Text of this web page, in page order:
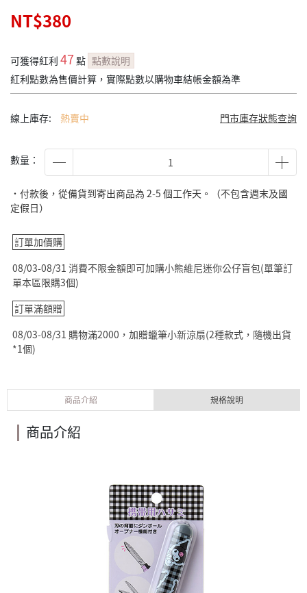
NT$380
可獲得紅利 47點 點數說明
紅利點數為售價計算，實際點數以購物車結帳金額為準
線上庫存: 熱賣中 門市庫存狀態查詢
數量：
˙付款後，從備貨到寄出商品為 2-5 個工作天。（不包含週末及國
定假日）
訂單加價購
08/03-08/31 消費不限金額即可加購小熊維尼迷你公仔盲包(單筆訂
單本區限購3個)
訂單滿額贈
08/03-08/31 購物滿2000，加贈蠟筆小新涼扇(2種款式，隨機出貨
*1個)
商品介紹 規格說明
商品介紹